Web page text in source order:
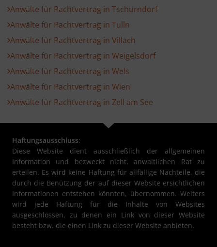
Anwälte für Pachtvertrag in Tschurndorf
Anwälte für Pachtvertrag in Tulln
Anwälte für Pachtvertrag in Villach
Anwälte für Pachtvertrag in Weigelsdorf
Anwälte für Pachtvertrag in Wels
Anwälte für Pachtvertrag in Wien
Anwälte für Pachtvertrag in Zell am See
Haftungsausschluss:
Diese Website dient ausschließlich der allgemeinen
Information und bezweckt nicht, anwaltlichen Rat zu
erteilen. Es wird keine Haftung für allfällige Nachteile, die
durch die Benützung der auf dieser Website ersichtlichen
Informationen entstehen könnten, übernommen. Weiters
wird jede Haftung für die Inhalte von Websites
ausgeschlossen, zu denen ein Link von dieser Website
besteht bzw. die einen Link zu dieser Website anbieten.